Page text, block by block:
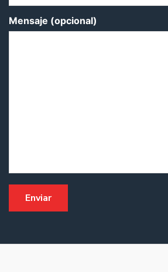
Mensaje (opcional)